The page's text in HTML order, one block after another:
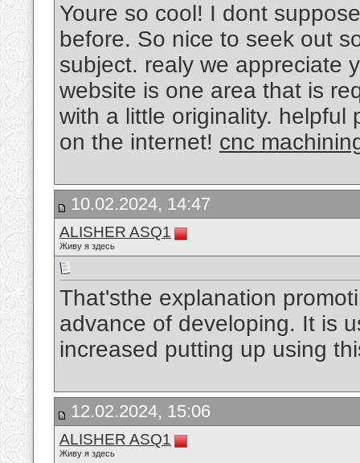
Youre so cool! I dont
before. So nice to seek out
subject. realy we appreciate
website is one area that is
with a little originality. helpful
on the internet! cnc
10.02.2024, 14:47
ALISHER ASQ1
Живу я здесь
That'sthe explanation
advance of developing. It is
increased putting up using
12.02.2024, 15:06
ALISHER ASQ1
Живу я здесь